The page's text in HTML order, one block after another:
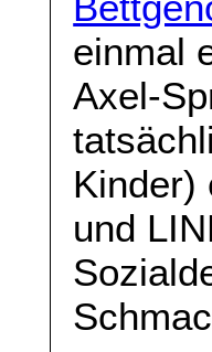
einmal
Axel-
Kinder)
und